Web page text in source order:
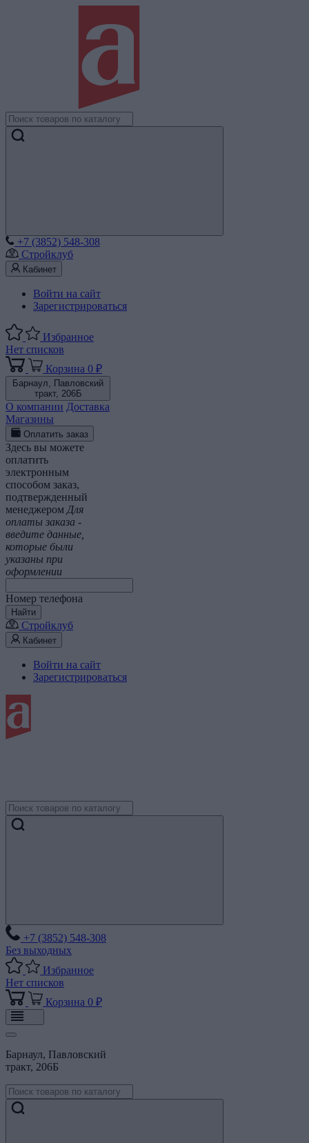
+7 (3852) 548-308
Стройклуб
Кабинет
Войти на сайт
Зарегистрироваться
Избранное
Нет списков
Корзина 0 ₽
Барнаул, Павловский
тракт, 206Б
О компании Доставка
Магазины
Оплатить заказ
Здесь вы можете
оплатить
электронным
способом заказ,
подтвержденный
менеджером Для
оплаты заказа -
введите данные,
которые были
указаны при
оформлении
Номер телефона
Найти
Стройклуб
Кабинет
Войти на сайт
Зарегистрироваться
+7 (3852) 548-308
Без выходных
Избранное
Нет списков
Корзина 0 ₽
Барнаул, Павловский
тракт, 206Б